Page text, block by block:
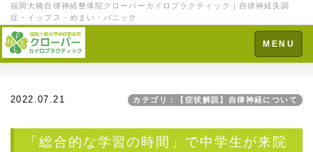
福岡大橋自律神経整体院クローバーカイロプラクティック｜自律神経失調
症・イップス・めまい・パニック
Toggle
navigation
MENU
2022.07.21 カテゴリ：【症状解説】自律神経について
「総合的な学習の時間」で中学生が来院